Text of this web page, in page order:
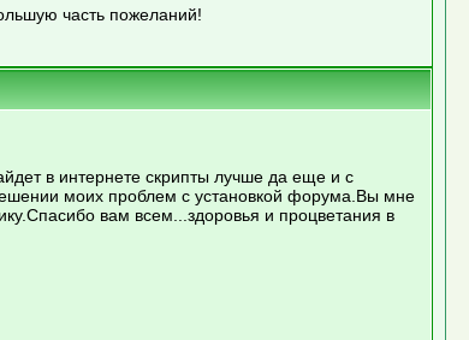
часть пожеланий!
в интернете скрипты лучше да еще и с
моих проблем с установкой форума.Вы мне
вам всем...здоровья и процветания в